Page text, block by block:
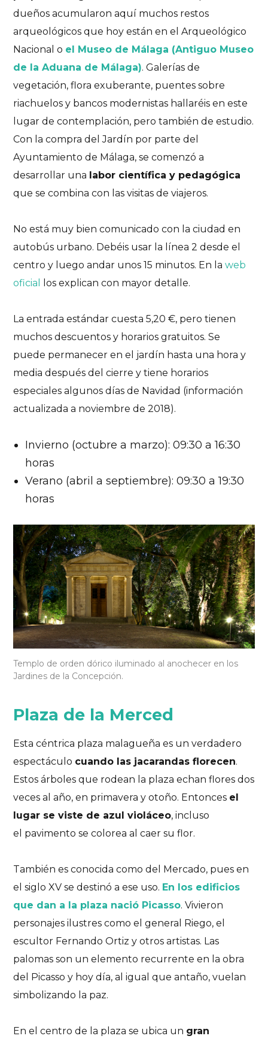
dueños acumularon aquí muchos restos
arqueológicos que hoy están en el Arqueológico
Nacional o el Museo de Málaga (Antiguo Museo
de la Aduana de Málaga). Galerías de
vegetación, flora exuberante, puentes sobre
riachuelos y bancos modernistas hallaréis en este
lugar de contemplación, pero también de estudio.
Con la compra del Jardín por parte del
Ayuntamiento de Málaga, se comenzó a
desarrollar una labor científica y pedagógica
que se combina con las visitas de viajeros.
No está muy bien comunicado con la ciudad en
autobús urbano. Debéis usar la línea 2 desde el
centro y luego andar unos 15 minutos. En laweb
oficial
los explican con mayor detalle.
La entrada estándar cuesta 5,20 €, pero tienen
muchos descuentos y horarios gratuitos. Se
puede permanecer en el jardín hasta una hora y
media después del cierre y tiene horarios
especiales algunos días de Navidad (información
actualizada a noviembre de 2018).
Invierno (octubre a marzo): 09:30 a 16:30
horas
Verano (abril a septiembre): 09:30 a 19:30
horas
Templo de orden dórico iluminado al anochecer en los
Jardines de la Concepción.
Plaza de la Merced
Esta céntrica plaza malagueña es un verdadero
espectáculo cuando las jacarandas florecen.
Estos árboles que rodean la plaza echan flores dos
veces al año, en primavera y otoño. Entonces el
lugar se viste de azul violáceo, incluso
el pavimento se colorea al caer su flor.
También es conocida como del Mercado, pues en
el siglo XV se destinó a ese uso. En los edificios
que dan a la plaza nació Picasso. Vivieron
personajes ilustres como el general Riego, el
escultor Fernando Ortiz y otros artistas. Las
palomas son un elemento recurrente en la obra
del Picasso y hoy día, al igual que antaño, vuelan
simbolizando la paz.
En el centro de la plaza se ubica un gran